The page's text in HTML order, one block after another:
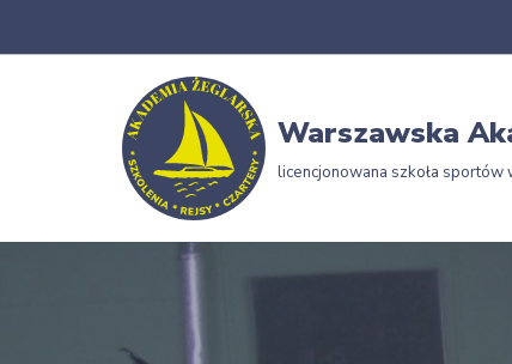
Warszawska
licencjonowana szkoła sportów